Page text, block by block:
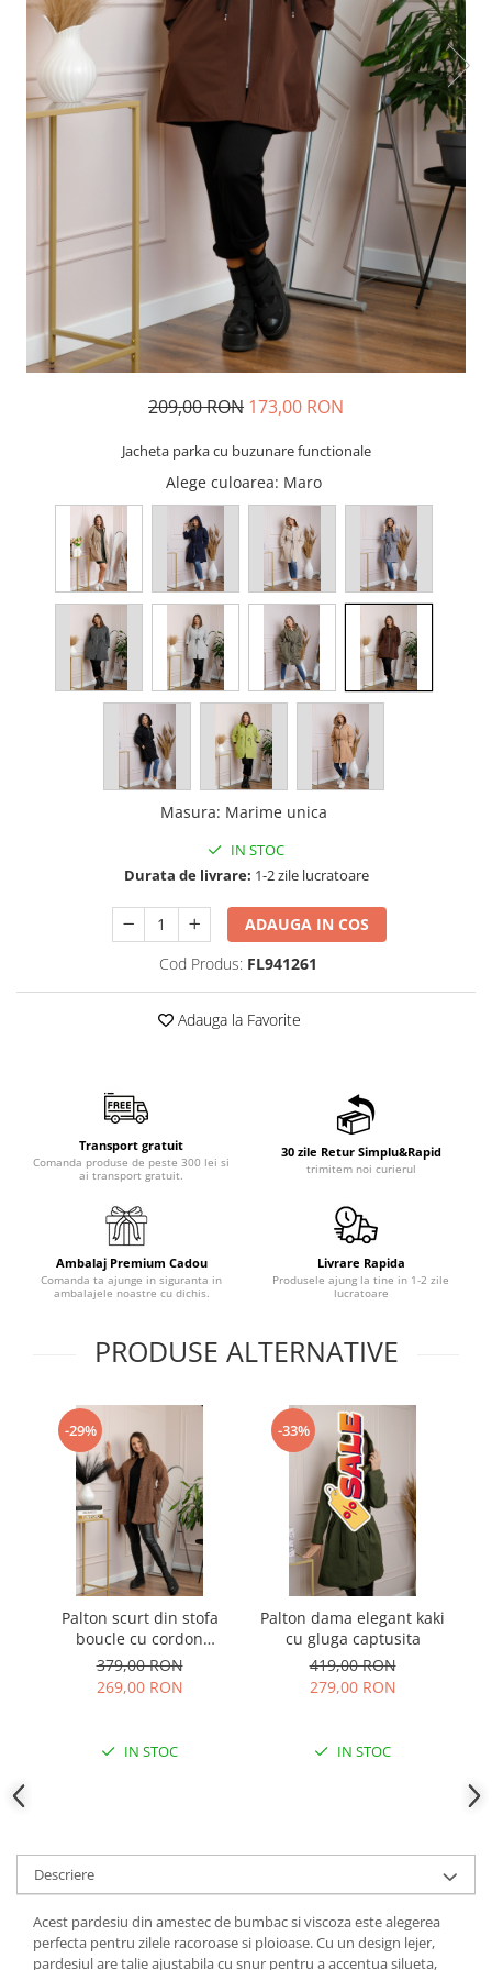
209,00 RON 173,00 RON
Jacheta parka cu buzunare functionale
Alege culoarea: Maro
Masura: Marime unica
IN STOC
Durata de livrare: 1-2 zile lucratoare
ADAUGA IN COS
Cod Produs: FL941261
Adauga la Favorite
Transport gratuit
Comanda produse de peste 300 lei si
ai transport gratuit.
30 zile Retur Simplu&Rapid
trimitem noi curierul
Ambalaj Premium Cadou
Comanda ta ajunge in siguranta in
ambalajele noastre cu dichis.
Livrare Rapida
Produsele ajung la tine in 1-2 zile
lucratoare
PRODUSE ALTERNATIVE
-29%
Palton scurt din stofa
boucle cu cordon
Danielle - Maro
379,00 RON
269,00 RON
IN STOC
-33%
Palton dama elegant kaki
cu gluga captusita
419,00 RON
279,00 RON
IN STOC
Descriere
Acest pardesiu din amestec de bumbac si viscoza este alegerea
perfecta pentru zilele racoroase si ploioase. Cu un design lejer,
pardesiul are talie ajustabila cu snur pentru a accentua silueta,